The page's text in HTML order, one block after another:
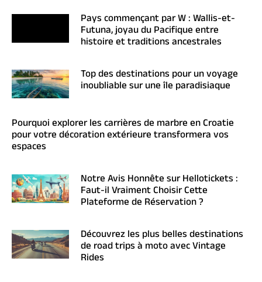
Pays commençant par W : Wallis-et-
Futuna, joyau du Pacifique entre
histoire et traditions ancestrales
Top des destinations pour un voyage
inoubliable sur une île paradisiaque
Pourquoi explorer les carrières de marbre en Croatie
pour votre décoration extérieure transformera vos
espaces
Notre Avis Honnête sur Hellotickets :
Faut-il Vraiment Choisir Cette
Plateforme de Réservation ?
Découvrez les plus belles destinations
de road trips à moto avec Vintage
Rides